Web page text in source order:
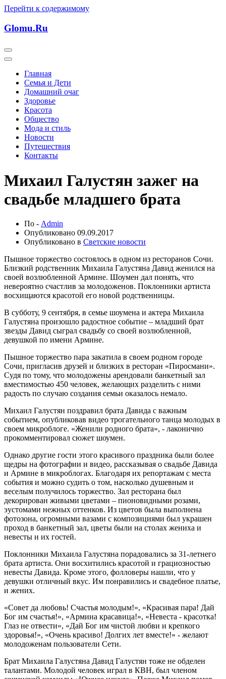
Перейти к содержимому
Glomu.Ru
Главная
Семья и Дети
Домашний очаг
Здоровье
Красота
Общество
Мода и стиль
Новости
Путешествия
Контакты
Михаил Галустян зажег на
свадьбе младшего брата
По - Admin
Опубликовано 09.09.2017
Опубликовано в Светские новости
Пышное торжество состоялось в одном из ресторанов Сочи.
Близкий родственник Михаила Галустяна Давид женился на
своей возлюбленной Армине. Шоумен дал понять, что
невероятно счастлив за молодоженов. Поклонники артиста
восхищаются красотой его новой родственницы.
В субботу, 9 сентября, в семье шоумена и актера Михаила
Галустяна произошло радостное событие – младший брат
звезды Давид сыграл свадьбу со своей возлюбленной,
девушкой по имени Армине.
Пышное торжество пара закатила в своем родном городе
Сочи, пригласив друзей и близких в ресторан «Пиросмани».
Судя по тому, что молодожены арендовали банкетный зал
вместимостью 450 человек, желающих разделить с ними
радость по случаю создания семьи оказалось немало.
Михаил Галустян поздравил брата Давида с важным
событием, опубликовав видео трогательного танца молодых в
своем микроблоге. «Женили родного брата», - лаконично
прокомментировал сюжет шоумен.
Однако другие гости этого красивого праздника были более
щедры на фотографии и видео, рассказывая о свадьбе Давида
и Армине в микроблогах. Благодаря их репортажам с места
события и можно судить о том, насколько душевным и
веселым получилось торжество. Зал ресторана был
декорирован живыми цветами – пионовидными розами,
эустомами нежных оттенков. Из цветов была выполнена
фотозона, огромными вазами с композициями был украшен
проход в банкетный зал, цветы были на столах жениха и
невесты и их гостей.
Поклонники Михаила Галустяна порадовались за 31-летнего
брата артиста. Они восхитились красотой и грациозностью
невесты Давида. Кроме этого, фолловеры нашли, что у
девушки отличный вкус. Им понравились и свадебное платье,
и жених.
«Совет да любовь! Счастья молодым!», «Красивая пара! Дай
Бог им счастья!», «Армина красавица!», «Невеста - красотка!
Глаз не отвести», «Дай Бог им чистой любви и крепкого
здоровья!», «Очень красиво! Долгих лет вместе!» - желают
молодоженам пользователи Сети.
Брат Михаила Галустяна Давид Галустян тоже не обделен
талантами. Молодой человек играл в КВН, был членом